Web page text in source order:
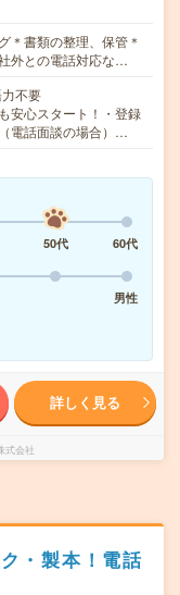
＊書類の整理、保管＊
外との電話対応な…
不要
安心スタート！・登録
電話面談の場合）…
50代
60代
男性
詳しく見る
式会社
・製本！電話